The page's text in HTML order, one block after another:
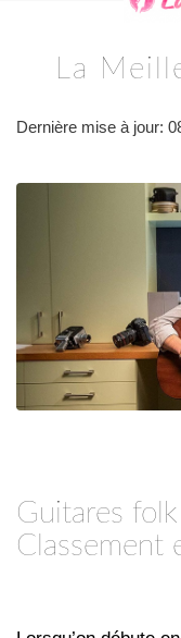
La
Dernière mise à jour:
Guitares
Classement